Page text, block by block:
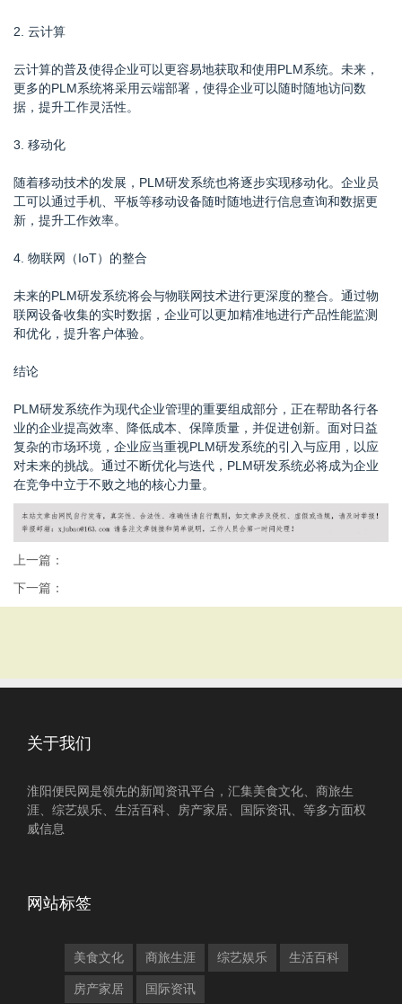
2. 云计算
云计算的普及使得企业可以更容易地获取和使用PLM系统。未来，
更多的PLM系统将采用云端部署，使得企业可以随时随地访问数
据，提升工作灵活性。
3. 移动化
随着移动技术的发展，PLM研发系统也将逐步实现移动化。企业员
工可以通过手机、平板等移动设备随时随地进行信息查询和数据更
新，提升工作效率。
4. 物联网（IoT）的整合
未来的PLM研发系统将会与物联网技术进行更深度的整合。通过物
联网设备收集的实时数据，企业可以更加精准地进行产品性能监测
和优化，提升客户体验。
结论
PLM研发系统作为现代企业管理的重要组成部分，正在帮助各行各
业的企业提高效率、降低成本、保障质量，并促进创新。面对日益
复杂的市场环境，企业应当重视PLM研发系统的引入与应用，以应
对未来的挑战。通过不断优化与迭代，PLM研发系统必将成为企业
在竞争中立于不败之地的核心力量。
上一篇：
下一篇：
关于我们
淮阳便民网是领先的新闻资讯平台，汇集美食文化、商旅生
涯、综艺娱乐、生活百科、房产家居、国际资讯、等多方面权
威信息
网站标签
美食文化 商旅生涯 综艺娱乐 生活百科
房产家居 国际资讯